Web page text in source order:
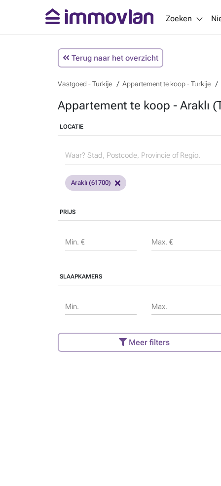
Zoeken
Terug naar het overzicht
Vastgoed - Turkije Appartement te koop - Turkije
Appartement te koop - Araklı
LOCATIE
Araklı (61700)
PRIJS
Min. € Max. €
SLAAPKAMERS
Min. Max.
Meer filters